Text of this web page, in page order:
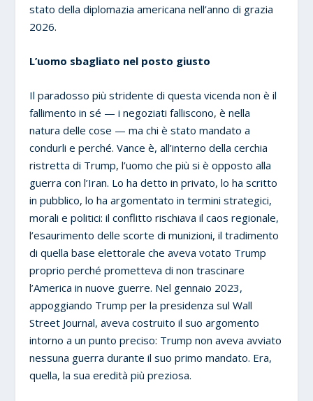
stato della diplomazia americana nell’anno di grazia
2026.
L’uomo sbagliato nel posto giusto
Il paradosso più stridente di questa vicenda non è il
fallimento in sé — i negoziati falliscono, è nella
natura delle cose — ma chi è stato mandato a
condurli e perché. Vance è, all’interno della cerchia
ristretta di Trump, l’uomo che più si è opposto alla
guerra con l’Iran. Lo ha detto in privato, lo ha scritto
in pubblico, lo ha argomentato in termini strategici,
morali e politici: il conflitto rischiava il caos regionale,
l’esaurimento delle scorte di munizioni, il tradimento
di quella base elettorale che aveva votato Trump
proprio perché prometteva di non trascinare
l’America in nuove guerre. Nel gennaio 2023,
appoggiando Trump per la presidenza sul Wall
Street Journal, aveva costruito il suo argomento
intorno a un punto preciso: Trump non aveva avviato
nessuna guerra durante il suo primo mandato. Era,
quella, la sua eredità più preziosa.